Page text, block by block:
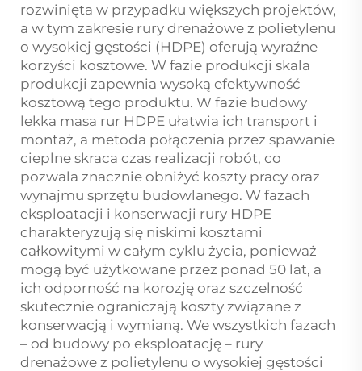
rozwinięta w przypadku większych projektów,
a w tym zakresie rury drenażowe z polietylenu
o wysokiej gęstości (HDPE) oferują wyraźne
korzyści kosztowe. W fazie produkcji skala
produkcji zapewnia wysoką efektywność
kosztową tego produktu. W fazie budowy
lekka masa rur HDPE ułatwia ich transport i
montaż, a metoda połączenia przez spawanie
cieplne skraca czas realizacji robót, co
pozwala znacznie obniżyć koszty pracy oraz
wynajmu sprzętu budowlanego. W fazach
eksploatacji i konserwacji rury HDPE
charakteryzują się niskimi kosztami
całkowitymi w całym cyklu życia, ponieważ
mogą być użytkowane przez ponad 50 lat, a
ich odporność na korozję oraz szczelność
skutecznie ograniczają koszty związane z
konserwacją i wymianą. We wszystkich fazach
– od budowy po eksploatację – rury
drenażowe z polietylenu o wysokiej gęstości